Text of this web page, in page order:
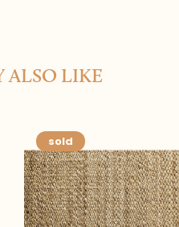
ALSO LIKE
sold